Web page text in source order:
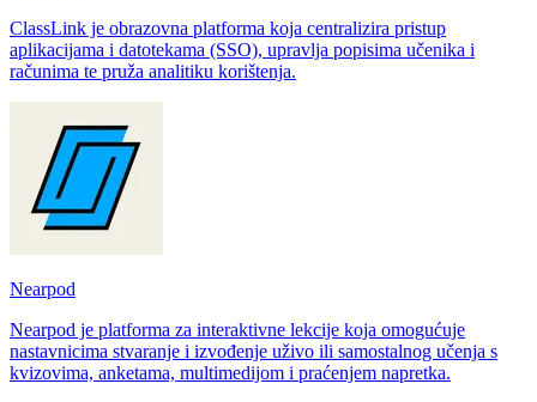
ClassLink je obrazovna platforma koja centralizira pristup
aplikacijama i datotekama (SSO), upravlja popisima učenika i
računima te pruža analitiku korištenja.
Nearpod
Nearpod je platforma za interaktivne lekcije koja omogućuje
nastavnicima stvaranje i izvođenje uživo ili samostalnog učenja s
kvizovima, anketama, multimedijom i praćenjem napretka.